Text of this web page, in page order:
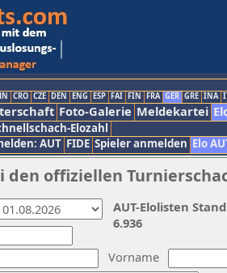
CRO CZE DEN ENG ESP FAI FIN FRA GER GRE INA
Foto-Galerie Meldekartei
Elozahl
AUT FIDE Spieler anmelden Elo
offiziellen
Vorname
AUT-Elolisten
6.936